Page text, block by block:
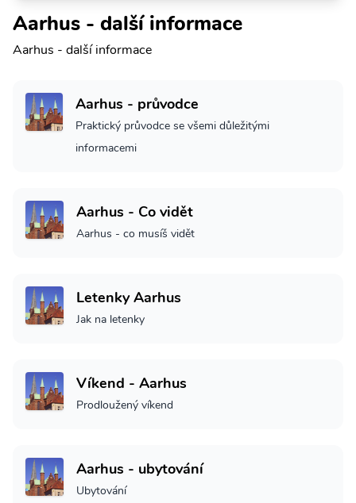
Aarhus - další informace
Aarhus - další informace
Aarhus - průvodce
Praktický průvodce se všemi důležitými
informacemi
Aarhus - Co vidět
Aarhus - co musíš vidět
Letenky Aarhus
Jak na letenky
Víkend - Aarhus
Prodloužený víkend
Aarhus - ubytování
Ubytování